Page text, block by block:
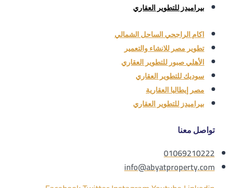
بيراميدز للتطوير العقاري
اكام الراجحي الساحل الشمالي
تطوير مصر للانشاء والتعمير
الأهلي صبور للتطوير العقاري
سوديك للتطوير العقاري
مصر إيطاليا العقارية
بيراميدز للتطوير العقاري
تواصل معنا
01069210222
info@abyatproperty.com